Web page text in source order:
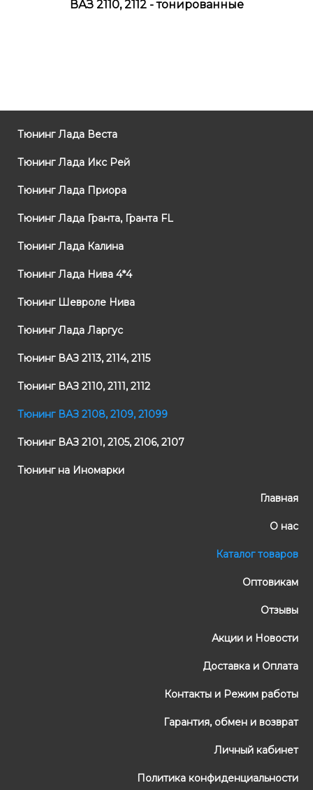
ВАЗ 2110, 2112 - тонированные
Тюнинг Лада Веста
Тюнинг Лада Икс Рей
Тюнинг Лада Приора
Тюнинг Лада Гранта, Гранта FL
Тюнинг Лада Калина
Тюнинг Лада Нива 4*4
Тюнинг Шевроле Нива
Тюнинг Лада Ларгус
Тюнинг ВАЗ 2113, 2114, 2115
Тюнинг ВАЗ 2110, 2111, 2112
Тюнинг ВАЗ 2108, 2109, 21099
Тюнинг ВАЗ 2101, 2105, 2106, 2107
Тюнинг на Иномарки
Главная
О нас
Каталог товаров
Оптовикам
Отзывы
Акции и Новости
Доставка и Оплата
Контакты и Режим работы
Гарантия, обмен и возврат
Личный кабинет
Политика конфиденциальности